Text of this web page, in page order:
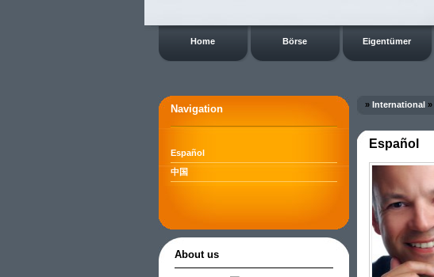
Home Börse Eigentümer
Navigation
Español
中国
About us
» International »
Español